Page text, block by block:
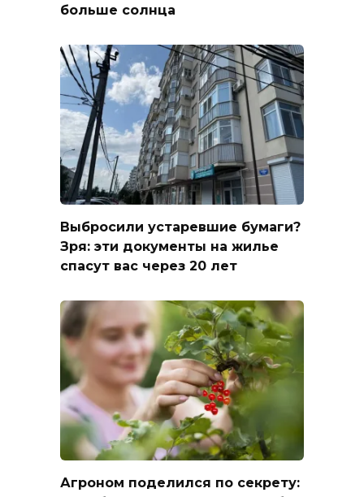
больше солнца
Выбросили устаревшие бумаги?
Зря: эти документы на жилье
спасут вас через 20 лет
Агроном поделился по секрету: